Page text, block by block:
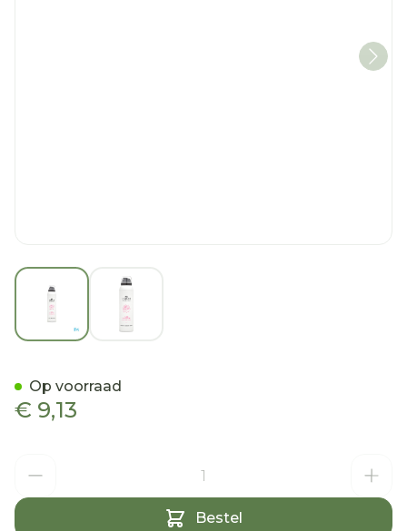
View larger imageView larger image
€ 9,13
Bestel
Op voorraad